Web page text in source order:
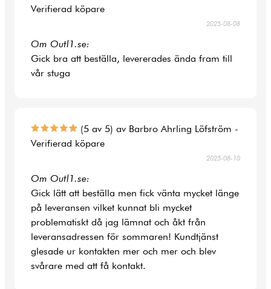
Verifierad köpare
2025-08-08
Om Outl1.se:
Gick bra att beställa, levererades ända fram till
vår stuga
(5 av 5) av Barbro Ahrling Löfström -
Verifierad köpare
2025-08-10
Om Outl1.se:
Gick lätt att beställa men fick vänta mycket länge
på leveransen vilket kunnat bli mycket
problematiskt då jag lämnat och åkt från
leveransadressen för sommaren! Kundtjänst
glesade ur kontakten mer och mer och blev
svårare med att få kontakt.